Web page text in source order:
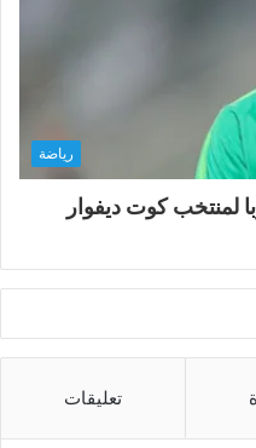
رياضة
لمنتخب كوت ديفوار
تعليقات